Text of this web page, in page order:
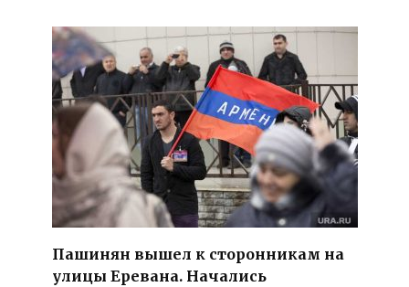
Пашинян вышел к сторонникам на
улицы Еревана. Начались